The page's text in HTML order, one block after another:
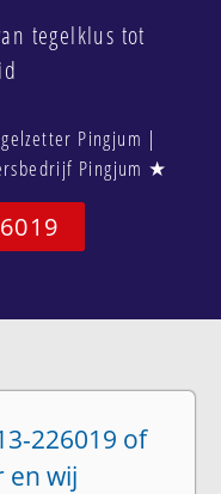
tegelklus tot
Pingjum |
Pingjum ★
226019 of
en wij